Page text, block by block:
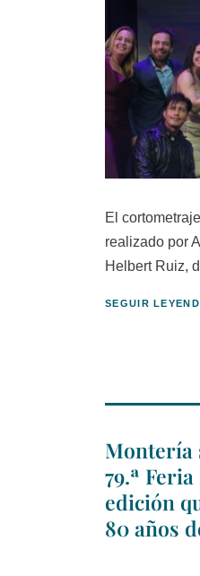
El
realizado por
Helbert Ruiz,
SEGUIR
Montería
79.ª
edición
80 años